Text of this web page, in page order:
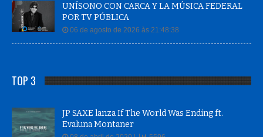
UNÍSONO CON CARCA Y LA MÚSICA FEDERAL
POR TV PÚBLICA
06 de agosto de 2026 às 21:48:38
TOP 3
JP SAXE lanza If The World Was Ending ft.
Evaluna Montaner